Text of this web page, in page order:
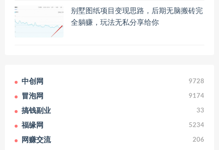
别墅图纸项目变现思路，后期无脑搬砖完
全躺赚，玩法无私分享给你
中创网 9728
冒泡网 9174
搞钱副业 33
福缘网 5234
网赚交流 206